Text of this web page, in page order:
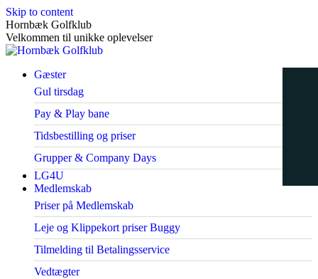
Skip to content
Hornbæk Golfklub
Velkommen til unikke oplevelser
Gæster
Gul tirsdag
Pay & Play bane
Tidsbestilling og priser
Grupper & Company Days
LG4U
Medlemskab
Priser på Medlemskab
Leje og Klippekort priser Buggy
Tilmelding til Betalingsservice
Vedtægter